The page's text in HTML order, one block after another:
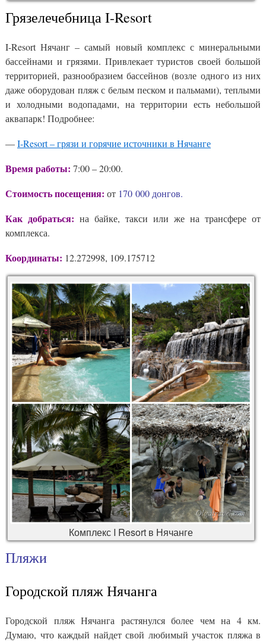
Грязелечебница I-Resort
I-Resort Нячанг – самый новый комплекс с минеральными
бассейнами и грязями. Привлекает туристов своей большой
территорией, разнообразием бассейнов (возле одного из них
даже оборудован пляж с белым песком и пальмами), теплыми
и холодными водопадами, на территории есть небольшой
аквапарк! Подробнее:
—I-Resort – грязи и горячие источники в Нячанге
Время работы: 7:00 – 20:00.
Стоимость посещения: от 170 000 донгов.
Как добраться: на байке, такси или же на трансфере от
комплекса.
Координаты: 12.272998, 109.175712
Комплекс I Resort в Нячанге
Пляжи
Городской пляж Нячанга
Городской пляж Нячанга растянулся более чем на 4 км.
Думаю, что каждый найдет свой любимый участок пляжа в